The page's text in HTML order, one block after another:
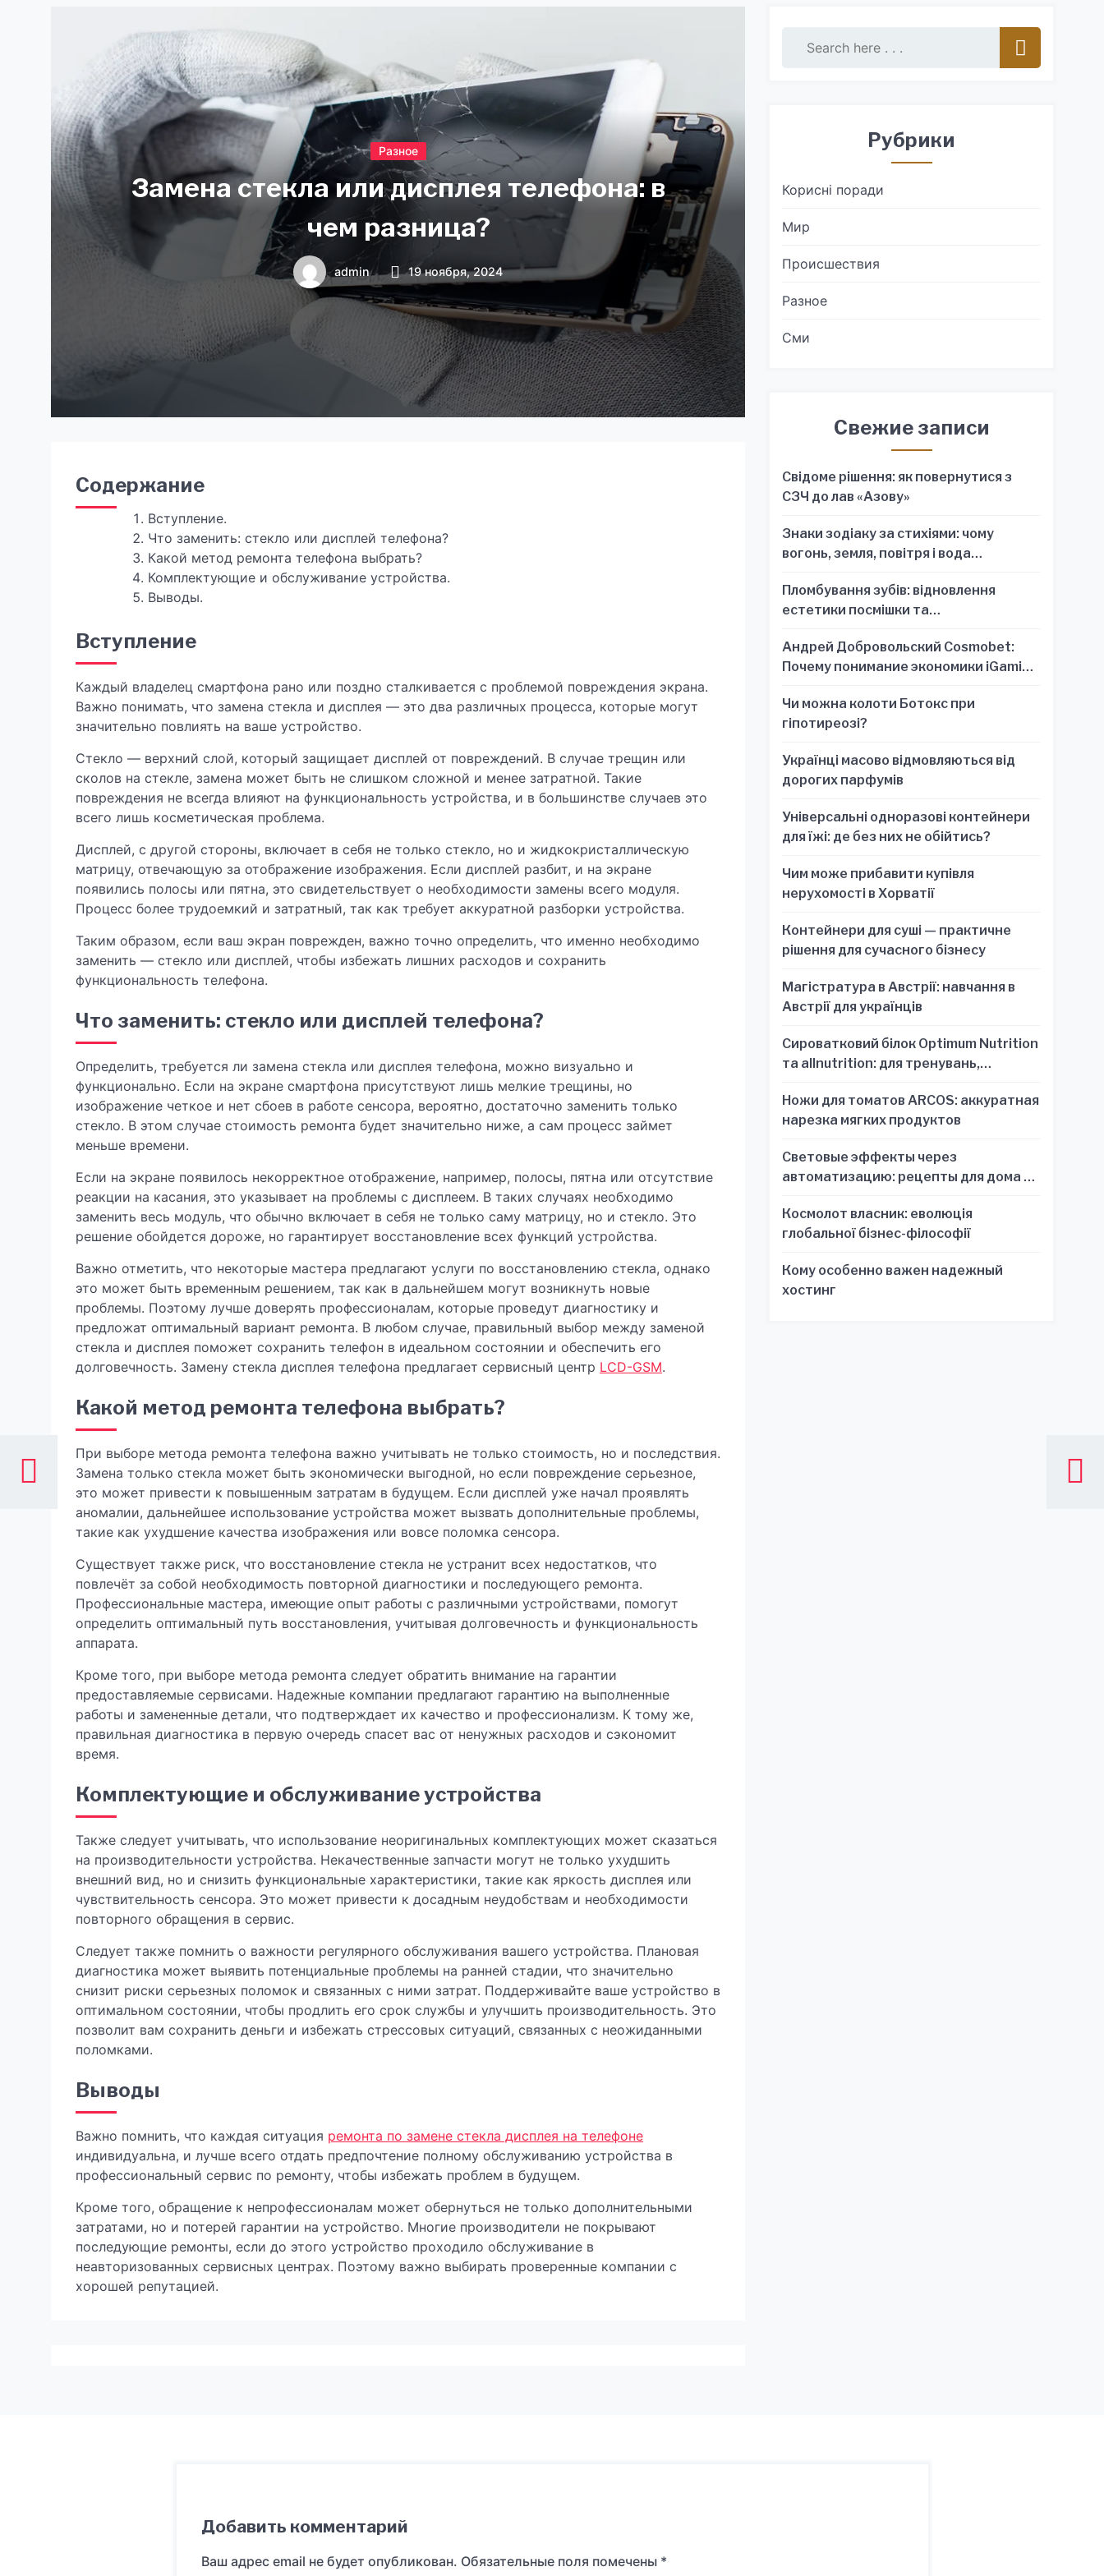
Разное
Замена стекла или дисплея телефона: в
чем разница?
admin 19 ноября, 2024
Содержание
Вступление.
Что заменить: стекло или дисплей телефона?
Какой метод ремонта телефона выбрать?
Комплектующие и обслуживание устройства.
Выводы.
Вступление
Каждый владелец смартфона рано или поздно сталкивается с проблемой повреждения экрана.
Важно понимать, что замена стекла и дисплея — это два различных процесса, которые могут
значительно повлиять на ваше устройство.
Стекло — верхний слой, который защищает дисплей от повреждений. В случае трещин или
сколов на стекле, замена может быть не слишком сложной и менее затратной. Такие
повреждения не всегда влияют на функциональность устройства, и в большинстве случаев это
всего лишь косметическая проблема.
Дисплей, с другой стороны, включает в себя не только стекло, но и жидкокристаллическую
матрицу, отвечающую за отображение изображения. Если дисплей разбит, и на экране
появились полосы или пятна, это свидетельствует о необходимости замены всего модуля.
Процесс более трудоемкий и затратный, так как требует аккуратной разборки устройства.
Таким образом, если ваш экран поврежден, важно точно определить, что именно необходимо
заменить — стекло или дисплей, чтобы избежать лишних расходов и сохранить
функциональность телефона.
Что заменить: стекло или дисплей телефона?
Определить, требуется ли замена стекла или дисплея телефона, можно визуально и
функционально. Если на экране смартфона присутствуют лишь мелкие трещины, но
изображение четкое и нет сбоев в работе сенсора, вероятно, достаточно заменить только
стекло. В этом случае стоимость ремонта будет значительно ниже, а сам процесс займет
меньше времени.
Если на экране появилось некорректное отображение, например, полосы, пятна или отсутствие
реакции на касания, это указывает на проблемы с дисплеем. В таких случаях необходимо
заменить весь модуль, что обычно включает в себя не только саму матрицу, но и стекло. Это
решение обойдется дороже, но гарантирует восстановление всех функций устройства.
Важно отметить, что некоторые мастера предлагают услуги по восстановлению стекла, однако
это может быть временным решением, так как в дальнейшем могут возникнуть новые
проблемы. Поэтому лучше доверять профессионалам, которые проведут диагностику и
предложат оптимальный вариант ремонта. В любом случае, правильный выбор между заменой
стекла и дисплея поможет сохранить телефон в идеальном состоянии и обеспечить его
долговечность. Замену стекла дисплея телефона предлагает сервисный центр LCD-GSM.
Какой метод ремонта телефона выбрать?
При выборе метода ремонта телефона важно учитывать не только стоимость, но и последствия.
Замена только стекла может быть экономически выгодной, но если повреждение серьезное,
это может привести к повышенным затратам в будущем. Если дисплей уже начал проявлять
аномалии, дальнейшее использование устройства может вызвать дополнительные проблемы,
такие как ухудшение качества изображения или вовсе поломка сенсора.
Существует также риск, что восстановление стекла не устранит всех недостатков, что
повлечёт за собой необходимость повторной диагностики и последующего ремонта.
Профессиональные мастера, имеющие опыт работы с различными устройствами, помогут
определить оптимальный путь восстановления, учитывая долговечность и функциональность
аппарата.
Кроме того, при выборе метода ремонта следует обратить внимание на гарантии
предоставляемые сервисами. Надежные компании предлагают гарантию на выполненные
работы и замененные детали, что подтверждает их качество и профессионализм. К тому же,
правильная диагностика в первую очередь спасет вас от ненужных расходов и сэкономит
время.
Комплектующие и обслуживание устройства
Также следует учитывать, что использование неоригинальных комплектующих может сказаться
на производительности устройства. Некачественные запчасти могут не только ухудшить
внешний вид, но и снизить функциональные характеристики, такие как яркость дисплея или
чувствительность сенсора. Это может привести к досадным неудобствам и необходимости
повторного обращения в сервис.
Следует также помнить о важности регулярного обслуживания вашего устройства. Плановая
диагностика может выявить потенциальные проблемы на ранней стадии, что значительно
снизит риски серьезных поломок и связанных с ними затрат. Поддерживайте ваше устройство в
оптимальном состоянии, чтобы продлить его срок службы и улучшить производительность. Это
позволит вам сохранить деньги и избежать стрессовых ситуаций, связанных с неожиданными
поломками.
Выводы
Важно помнить, что каждая ситуация ремонта по замене стекла дисплея на телефоне
индивидуальна, и лучше всего отдать предпочтение полному обслуживанию устройства в
профессиональный сервис по ремонту, чтобы избежать проблем в будущем.
Кроме того, обращение к непрофессионалам может обернуться не только дополнительными
затратами, но и потерей гарантии на устройство. Многие производители не покрывают
последующие ремонты, если до этого устройство проходило обслуживание в
неавторизованных сервисных центрах. Поэтому важно выбирать проверенные компании с
хорошей репутацией.
Рубрики
Корисні поради
Мир
Происшествия
Разное
Сми
Свежие записи
Свідоме рішення: як повернутися з
СЗЧ до лав «Азову»
Знаки зодіаку за стихіями: чому
вогонь, земля, повітря і вода
знак
Пломбування зубів: відновлення
естетики посмішки та
Андрей Добровольский Cosmobet:
Почему понимание экономики iGaming
решений
Чи можна колоти Ботокс при
гіпотиреозі?
Українці масово відмовляються від
дорогих парфумів
Універсальні одноразові контейнери
для їжі: де без них не обійтись?
Чим може прибавити купівля
нерухомості в Хорватії
Контейнери для суші — практичне
рішення для сучасного бізнесу
Магістратура в Австрії: навчання в
Австрії для українців
Сироватковий білок Optimum Nutrition
та allnutrition: для тренувань,
Ножи для томатов ARCOS: аккуратная
нарезка мягких продуктов
Световые эффекты через
автоматизацию: рецепты для дома и
Космолот власник: еволюція
глобальної бізнес-філософії
Кому особенно важен надежный
хостинг
Добавить комментарий
Ваш адрес email не будет опубликован. Обязательные поля помечены *